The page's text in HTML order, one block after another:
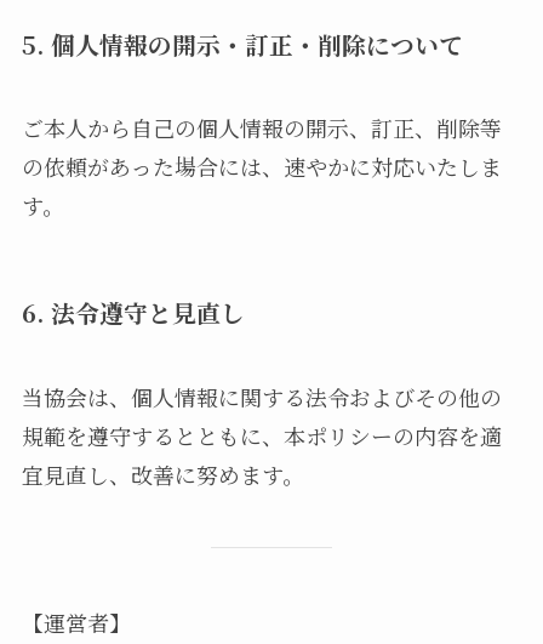
5. 個人情報の開示・訂正・削除について
ご本人から自己の個人情報の開示、訂正、削除等
の依頼があった場合には、速やかに対応いたしま
す。
6. 法令遵守と見直し
当協会は、個人情報に関する法令およびその他の
規範を遵守するとともに、本ポリシーの内容を適
宜見直し、改善に努めます。
【運営者】